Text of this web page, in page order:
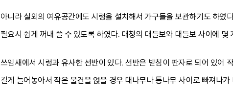
니라 실외의 여유공간에도 시렁을 설치해서 가구들을 보관하기도 하
요시 쉽게 꺼내 쓸 수 있도록 하였다. 대청의 대들보와 대들보 사이에
임새에서 시렁과 유사한 선반이 있다. 선반은 받침이 판자로 되어 있어
게 늘어놓아서 작은 물건을 얹을 경우 대나무나 통나무 사이로 빠져나